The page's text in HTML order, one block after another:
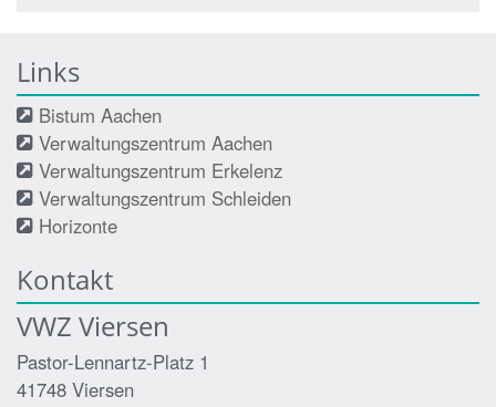
Links
Bistum Aachen
Verwaltungszentrum Aachen
Verwaltungszentrum Erkelenz
Verwaltungszentrum Schleiden
Horizonte
Kontakt
VWZ Viersen
Pastor-Lennartz-Platz 1
41748 Viersen